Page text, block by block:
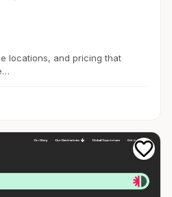
locations, and pricing that